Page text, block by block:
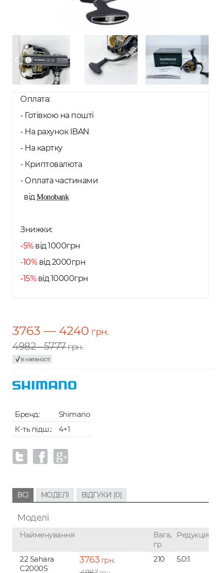
Оплата:
- Готівкою на пошті
- На рахунок IBAN
- На картку
- Криптовалюта
- Оплата частинами
відMonobank
Знижки:
-5%від 1000грн
-10%від 2000грн
-15%від 10000грн
3763 — 4240 грн.
4982 - 5777грн.
в наявності
Бренд:
Shimano
К-ть підш.:
4+1
ВСІ МОДЕЛІ ВІДГУКИ (0)
Моделі
Найменування
Вага,
гр
Редукція
22 Sahara
C2000S
3763грн.
210 5.0:1